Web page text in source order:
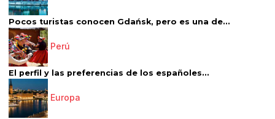
Pocos turistas conocen Gdańsk, pero es una de...
Perú
El perfil y las preferencias de los españoles...
Europa